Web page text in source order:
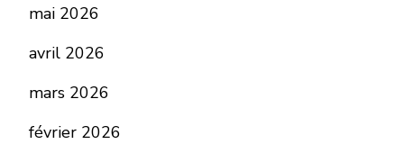
mai 2026
avril 2026
mars 2026
février 2026